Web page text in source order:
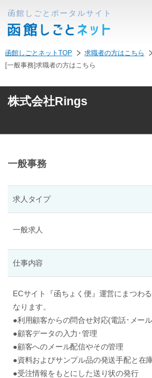
函館しごとポータルサイト
函館しごとネットTOP
求職者の方はこちら
[一般事務]求職者の方はこちら
株式会社Rings
一般事務
求人タイプ
一般求人
仕事内容
ECサイト『函ちょく便』運営にまつわ
なります。
●利用顧客からの問合せ対応(電話･メー
●顧客データの入力･管理
●顧客へのメール配信やその管理
●資料およびサンプル品の発送手配と在
●受注情報をもとにした送り状の発行